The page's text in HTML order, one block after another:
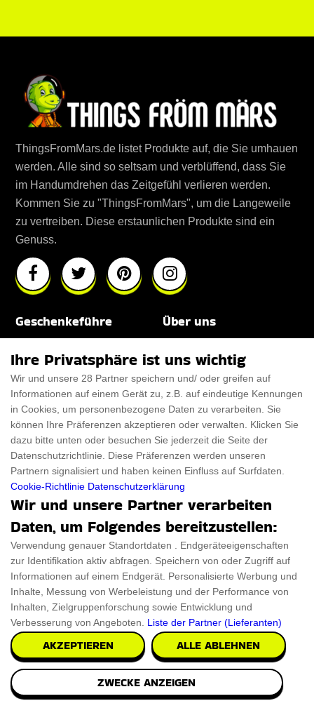
ThingsFromMars.de listet Produkte auf, die Sie umhauen
werden. Alle sind so seltsam und verblüffend, dass Sie
im Handumdrehen das Zeitgefühl verlieren werden.
Kommen Sie zu "ThingsFromMars", um die Langeweile
zu vertreiben. Diese erstaunlichen Produkte sind ein
Genuss.
Geschenkeführe
Für Männer
Für Frauen
Für Haustiere
ThanksGiving
Über uns
Über uns
Disclaimer
Rabattcode
Trendiger Rabattcode
Black Friday
Ein Produkt einreichen
Ein Produkt einreichen
Geschenkeführer
Cyber Monday
Datenschutz­erklärung
Impressum
Cookies
Alle Urheberrechte © 2026 sind ThingsFromMars.de
vorbehalten.
Ihre Privatsphäre ist uns wichtig
Wir und unsere 28 Partner speichern und/ oder greifen auf
Informationen auf einem Gerät zu, z.B. auf eindeutige Kennungen
in Cookies, um personenbezogene Daten zu verarbeiten. Sie
können Ihre Präferenzen akzeptieren oder verwalten. Klicken Sie
dazu bitte unten oder besuchen Sie jederzeit die Seite der
Datenschutzrichtlinie. Diese Präferenzen werden unseren
Partnern signalisiert und haben keinen Einfluss auf Surfdaten.
Cookie-Richtlinie Datenschutzerklärung
Wir und unsere Partner verarbeiten
Daten, um Folgendes bereitzustellen:
Verwendung genauer Standortdaten . Endgeräteeigenschaften
zur Identifikation aktiv abfragen. Speichern von oder Zugriff auf
Informationen auf einem Endgerät. Personalisierte Werbung und
Inhalte, Messung von Werbeleistung und der Performance von
Inhalten, Zielgruppenforschung sowie Entwicklung und
Verbesserung von Angeboten. Liste der Partner (Lieferanten)
AKZEPTIEREN ALLE ABLEHNEN
ZWECKE ANZEIGEN